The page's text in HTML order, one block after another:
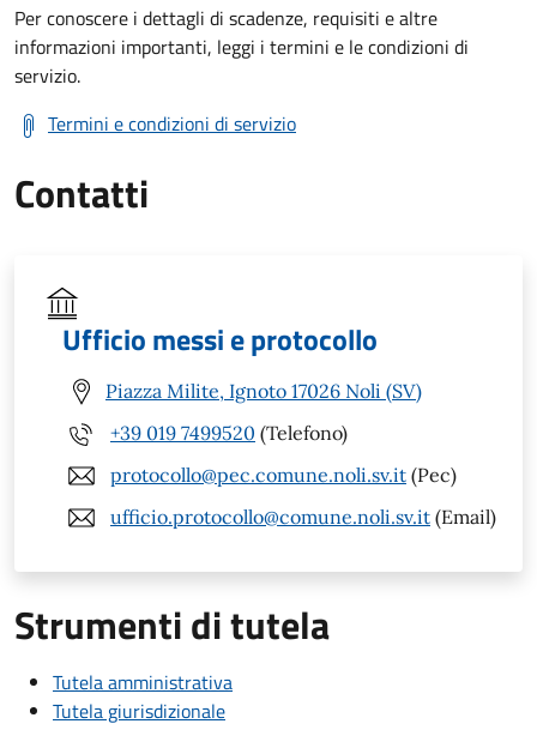
Per conoscere i dettagli di scadenze, requisiti e altre
informazioni importanti, leggi i termini e le condizioni di
servizio.
Termini e condizioni di servizio
Contatti
Ufficio messi e protocollo
Piazza Milite, Ignoto 17026 Noli (SV)
+39 019 7499520 (Telefono)
protocollo@pec.comune.noli.sv.it (Pec)
ufficio.protocollo@comune.noli.sv.it (Email)
Strumenti di tutela
Tutela amministrativa
Tutela giurisdizionale